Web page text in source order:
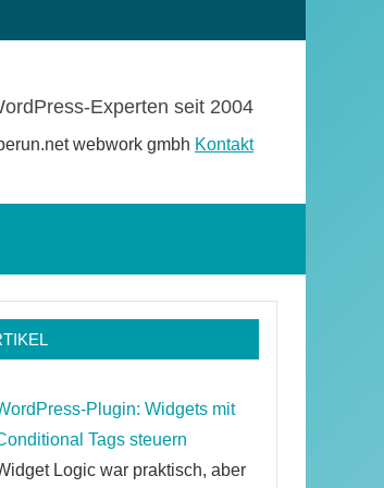
Experten seit 2004
webwork gmbh Kontakt
öffnen
Plugin: Widgets mit
Tags steuern
Logic war praktisch, aber